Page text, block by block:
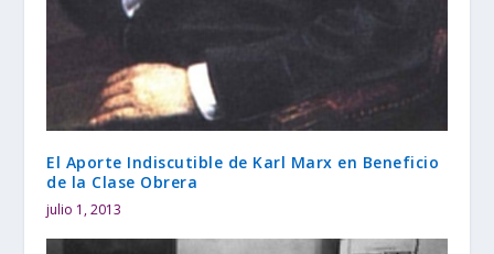
El Aporte Indiscutible de Karl Marx en Beneficio
de la Clase Obrera
julio 1, 2013